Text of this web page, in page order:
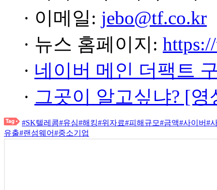
· 이메일: jebo@tf.co.kr
· 뉴스 홈페이지:
· 네이버 메인 더팩트
· 그곳이 알고싶냐? [
#SK텔레콤#유심#해킹#위자료#피해규모#금액#사이버#
유출#랜섬웨어#중소기업